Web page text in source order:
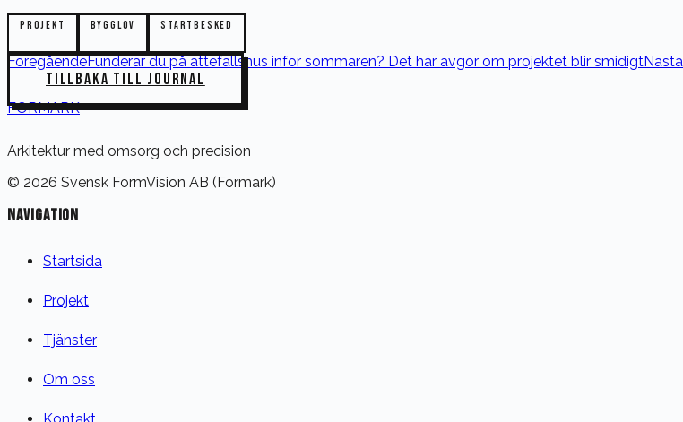
PROJEKT BYGGLOV STARTBESKED
FöregåendeFunderar du på attefallshus inför sommaren? Det här avgör om projektet blir smidigtNästa
TILLBAKA TILL JOURNAL
FORMARK
Arkitektur med omsorg och precision
© 2026 Svensk FormVision AB (Formark)
NAVIGATION
Startsida
Projekt
Tjänster
Om oss